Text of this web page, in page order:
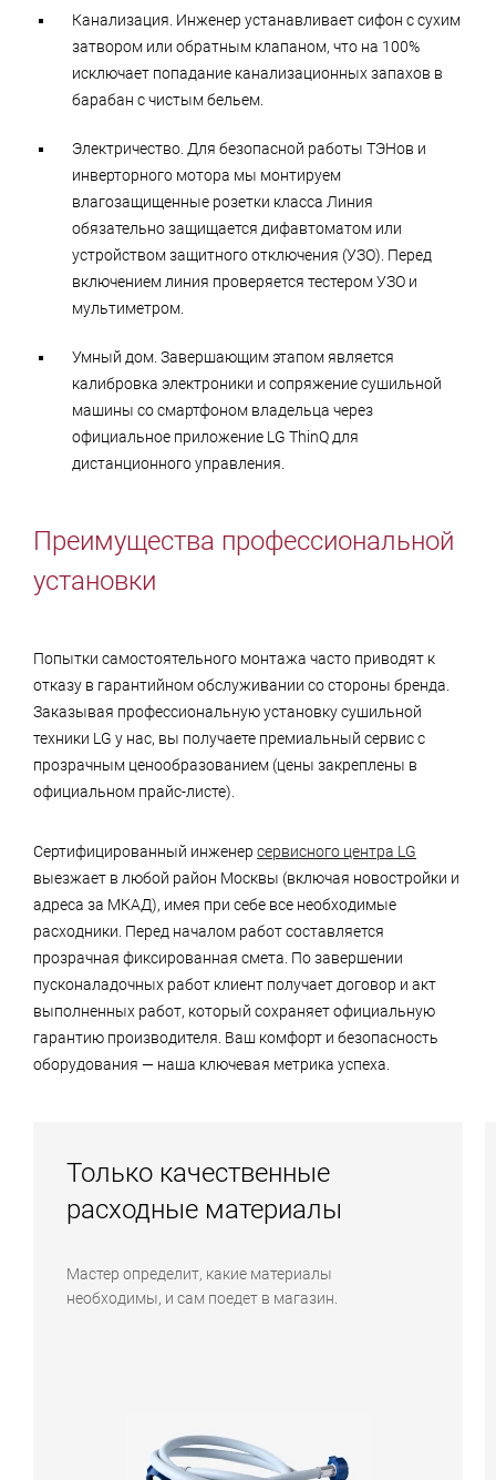
Канализация. Инженер устанавливает сифон с сухим
затвором или обратным клапаном, что на 100%
исключает попадание канализационных запахов в
барабан с чистым бельем.
Электричество. Для безопасной работы ТЭНов и
инверторного мотора мы монтируем
влагозащищенные розетки класса Линия
обязательно защищается дифавтоматом или
устройством защитного отключения (УЗО). Перед
включением линия проверяется тестером УЗО и
мультиметром.
Умный дом. Завершающим этапом является
калибровка электроники и сопряжение сушильной
машины со смартфоном владельца через
официальное приложение LG ThinQ для
дистанционного управления.
Преимущества профессиональной
установки
Попытки самостоятельного монтажа часто приводят к
отказу в гарантийном обслуживании со стороны бренда.
Заказывая профессиональную установку сушильной
техники LG у нас, вы получаете премиальный сервис с
прозрачным ценообразованием (цены закреплены в
официальном прайс-листе).
Сертифицированный инженер сервисного центра LG
выезжает в любой район Москвы (включая новостройки и
адреса за МКАД), имея при себе все необходимые
расходники. Перед началом работ составляется
прозрачная фиксированная смета. По завершении
пусконаладочных работ клиент получает договор и акт
выполненных работ, который сохраняет официальную
гарантию производителя. Ваш комфорт и безопасность
оборудования — наша ключевая метрика успеха.
Только качественные
расходные материалы
Мастер определит, какие материалы
необходимы, и сам поедет в магазин.